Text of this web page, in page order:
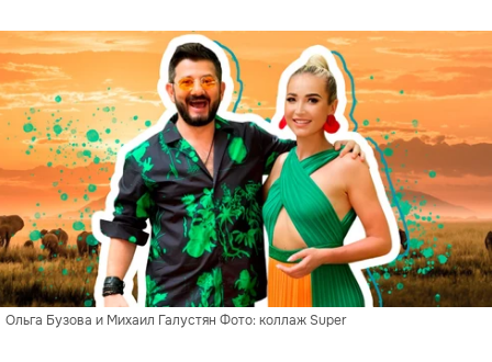
Ольга Бузова и Михаил Галустян Фото: коллаж Super